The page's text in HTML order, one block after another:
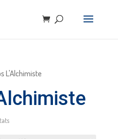
L'Alchimiste